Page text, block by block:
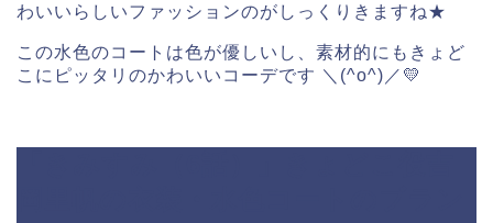
わいいらしいファッションのがしっくりきますね★
この水色のコートは色が優しいし、素材的にもきょど
こにピッタリのかわいいコーデです ＼(^o^)／💛